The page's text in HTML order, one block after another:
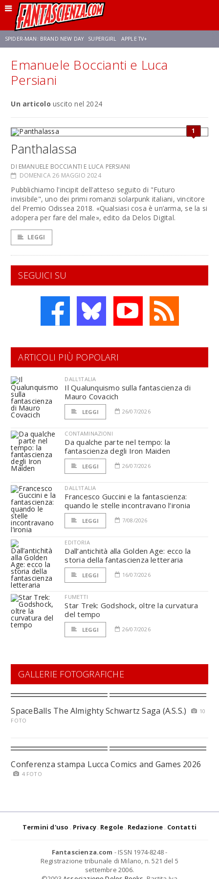
SPIDER-MAN: BRAND NEW DAY SUPERGIRL APPLE TV+
FRANCO RICCIARDIELLO ZENDAYA STAR TREK AVENGERS: DOOMSDAY
NETFLIX SADIE SINK STAR TREK: STRANGE NEW WORLDS
Emanuele Boccianti e Luca
Persiani
Un articolo uscito nel 2024
1
Panthalassa
DI EMANUELE BOCCIANTI E LUCA PERSIANI
DOMENICA 26 MAGGIO 2024
Pubblichiamo l'incipit dell'atteso seguito di "Futuro
invisibile", uno dei primi romanzi solarpunk italiani, vincitore
del Premio Odissea 2018. «Qualsiasi cosa è un’arma, se la si
adopera per fare del male», edito da Delos Digital.
LEGGI
SEGUICI SU
ARTICOLI PIÙ POPOLARI
DALL'ITALIA
Il Qualunquismo sulla fantascienza di
Mauro Covacich
LEGGI 26/07/2026
CONTAMINAZIONI
Da qualche parte nel tempo: la
fantascienza degli Iron Maiden
LEGGI 26/07/2026
DALL'ITALIA
Francesco Guccini e la fantascienza:
quando le stelle incontravano l’ironia
LEGGI 7/08/2026
EDITORIA
Dall’antichità alla Golden Age: ecco la
storia della fantascienza letteraria
LEGGI 16/07/2026
FUMETTI
Star Trek: Godshock, oltre la curvatura
del tempo
LEGGI 26/07/2026
GALLERIE FOTOGRAFICHE
SpaceBalls The Almighty Schwartz Saga (A.S.S.)
10
FOTO
Conferenza stampa Lucca Comics and Games 2026
4 FOTO
Termini d'uso Privacy Regole Redazione Contatti
Fantascienza.com - ISSN 1974-8248 -
Registrazione tribunale di Milano, n. 521 del 5
settembre 2006.